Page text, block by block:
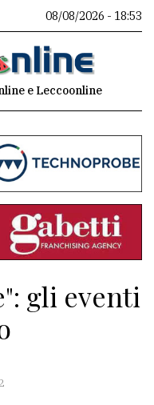
08/08/2026 - 18:53
e Leccoonline
gli eventi